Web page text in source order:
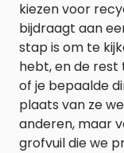
kiezen voor
bijdraagt aan
stap is om te
hebt, en de rest
of je bepaalde
plaats van ze
anderen, maar
grofvuil die we